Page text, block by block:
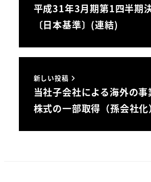
平成31年3月期第1四半期
〔日本基準〕(連結)
新しい投稿
当社子会社による海外の
株式の一部取得（孫会社